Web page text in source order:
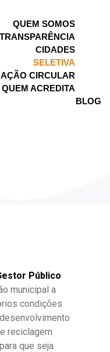
QUEM SOMOS
TRANSPARÊNCIA
CIDADES
SELETIVA
CIRCULAR
QUEM ACREDITA
BLOG
Público
municipal a
condições
reciclagem.
que seja